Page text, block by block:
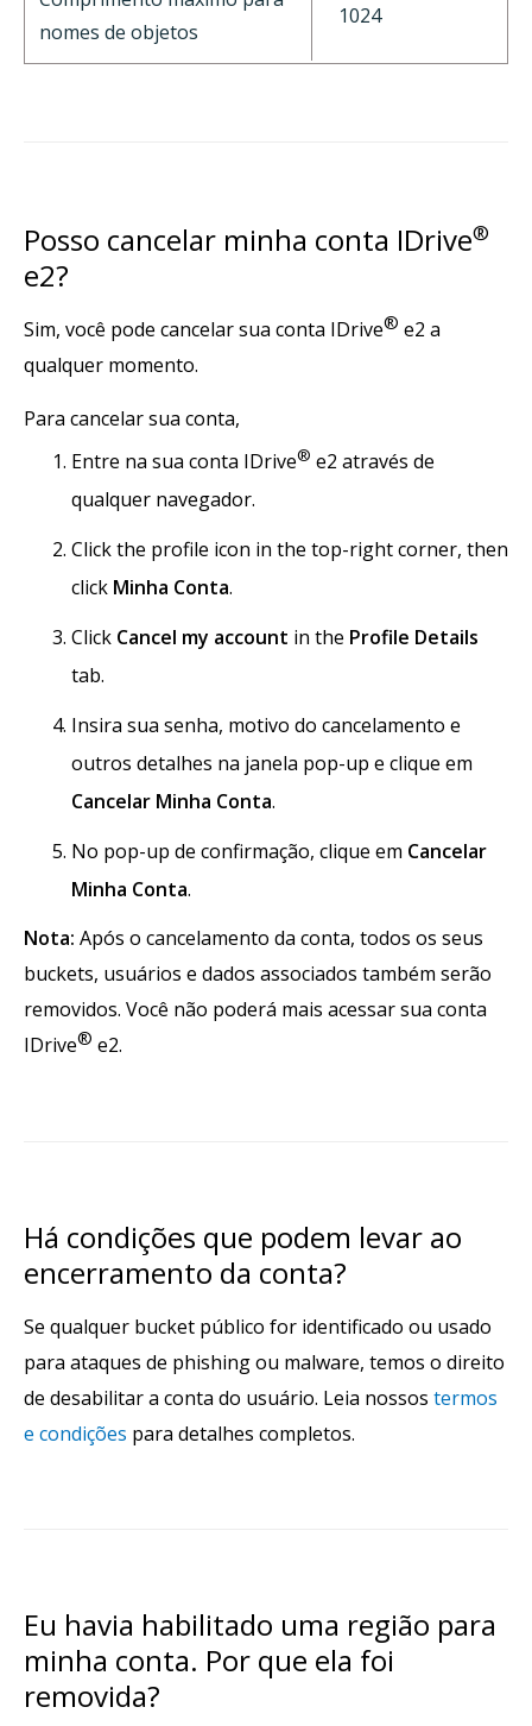
nomes de objetos
1024
Posso cancelar minha conta IDrive®
e2?
Sim, você pode cancelar sua conta IDrive® e2 a
qualquer momento.
Para cancelar sua conta,
Entre na sua conta IDrive® e2 através de
qualquer navegador.
Click the profile icon in the top-right corner, then
click Minha Conta.
Click Cancel my account in the Profile Details
tab.
Insira sua senha, motivo do cancelamento e
outros detalhes na janela pop-up e clique em
Cancelar Minha Conta.
No pop-up de confirmação, clique em Cancelar
Minha Conta.
Nota: Após o cancelamento da conta, todos os seus
buckets, usuários e dados associados também serão
removidos. Você não poderá mais acessar sua conta
IDrive® e2.
Há condições que podem levar ao
encerramento da conta?
Se qualquer bucket público for identificado ou usado
para ataques de phishing ou malware, temos o direito
de desabilitar a conta do usuário. Leia nossos termos
e condições para detalhes completos.
Eu havia habilitado uma região para
minha conta. Por que ela foi
removida?